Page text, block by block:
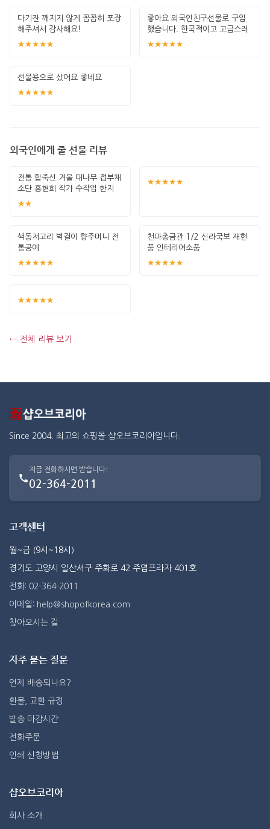
다기잔 깨지지 않게 꼼꼼히 포장
해주셔서 감사해요!
★★★★★
좋아요 외국인친구선물로 구입
했습니다. 한국적이고 고급스러
워서 구입했고 받
★★★★★
선물용으로 샀어요 좋네요
★★★★★
외국인에게 줄 선물 리뷰
전통 합죽선 겨울 대나무 접부채
소단 홍현희 작가 수작업 한지
그림 고급
★★
★★★★★
색동저고리 벽걸이 향주머니 전
통공예
★★★★★
천마총금관 1/2 신라국보 재현
품 인테리어소품
★★★★★
★★★★★
← 전체 리뷰 보기
Since 2004. 최고의 쇼핑몰 샵오브코리아입니다.
지금 전화하시면 받습니다!
02-364-2011
고객센터
월~금 (9시~18시)
경기도 고양시 일산서구 주화로 42 주엽프라자 401호
전화: 02-364-2011
이메일: help@shopofkorea.com
찾아오시는 길
자주 묻는 질문
언제 배송되나요?
환불, 교환 규정
발송 마감시간
전화주문
인쇄 신청방법
샵오브코리아
회사 소개